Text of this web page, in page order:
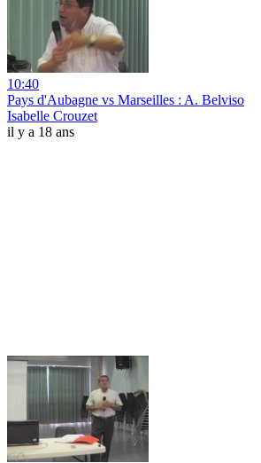
10:40
Pays d'Aubagne vs Marseilles : A. Belviso
Isabelle Crouzet
il y a 18 ans